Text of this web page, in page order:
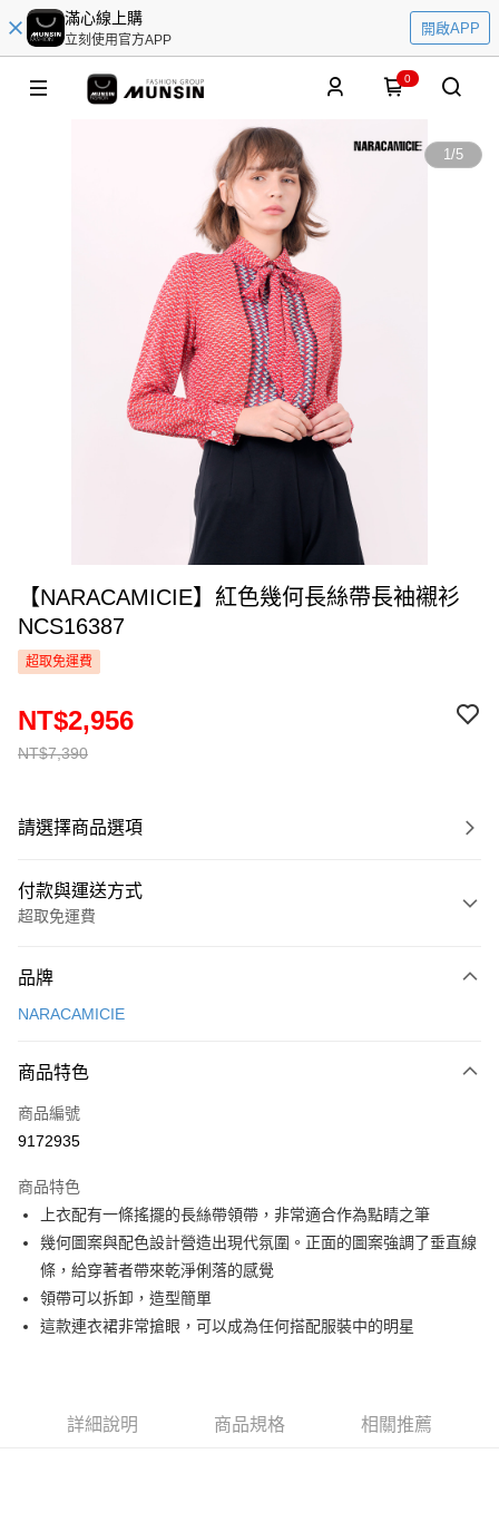
滿心線上購
立刻使用官方APP
開啟APP
0
1/5
【NARACAMICIE】紅色幾何長絲帶長袖襯衫
NCS16387
超取免運費
NT$7,390
NT$2,956
請選擇商品選項
付款與運送方式
超取免運費
信用卡一次付款
LINE Pay
Apple Pay
悠遊付
大哥付你分期
相關說明
【大哥付你分期使用說明】
1.本服務由台灣大哥大提供，台灣大哥大用戶可立即使用無須另外申請。
2.付款方式選擇「大哥付你分期」，訂單成立後會自動跳轉到大哥付的交易
消。如遇「轉專審核」未通過狀況，表示未達大哥付你分期系統評分，恕無
AFTEE先享後付
相關說明
１．簡單：不需註冊會員、不需綁卡、不需儲值。
運送方式
品牌
NARACAMICIE
商品特色
商品編號
9172935
商品特色
上衣配有一條搖擺的長絲帶領帶，非常適合作為點睛之筆
幾何圖案與配色設計營造出現代氛圍。正面的圖案強調了垂直線
條，給穿著者帶來乾淨俐落的感覺
領帶可以拆卸，造型簡單
這款連衣裙非常搶眼，可以成為任何搭配服裝中的明星
詳細說明 商品規格 相關推薦